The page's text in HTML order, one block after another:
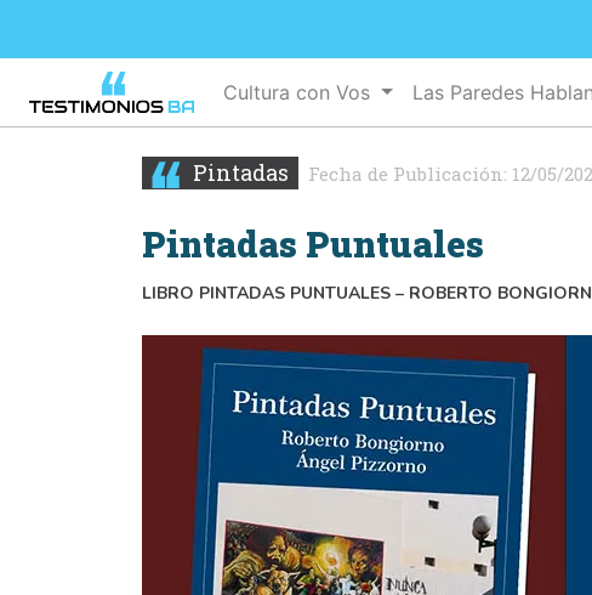
Cultura con Vos Las Paredes Hablan
Pintadas Fecha de Publicación: 12/05/
Pintadas Puntuales
LIBRO PINTADAS PUNTUALES – ROBERTO